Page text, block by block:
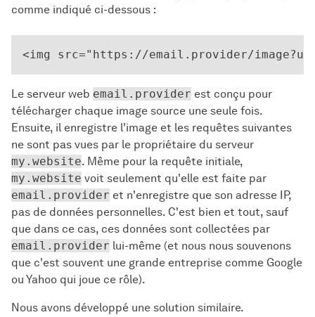
comme indiqué ci-dessous :
Le serveur web email.provider est conçu pour
télécharger chaque image source une seule fois.
Ensuite, il enregistre l'image et les requêtes suivantes
ne sont pas vues par le propriétaire du serveur
my.website. Même pour la requête initiale,
my.website voit seulement qu'elle est faite par
email.provider et n'enregistre que son adresse IP,
pas de données personnelles. C'est bien et tout, sauf
que dans ce cas, ces données sont collectées par
email.provider lui-même (et nous nous souvenons
que c'est souvent une grande entreprise comme Google
ou Yahoo qui joue ce rôle).
Nous avons développé une solution similaire.